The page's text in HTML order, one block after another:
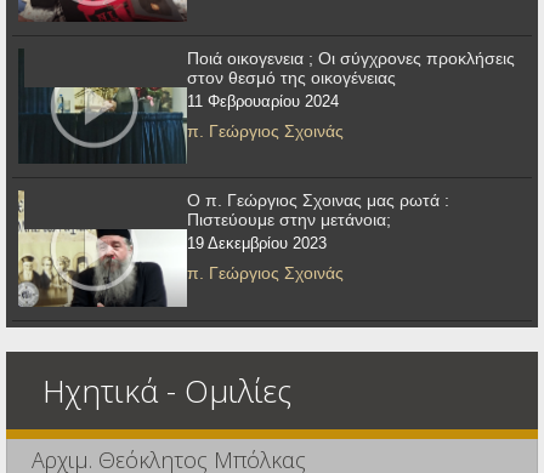
Ποιά οικογενεια ; Οι σύγχρονες προκλήσεις
στον θεσμό της οικογένειας
11 Φεβρουαρίου 2024
π. Γεώργιος Σχοινάς
Ο π. Γεώργιος Σχοινας μας ρωτά :
Πιστεύουμε στην μετάνοια;
19 Δεκεμβρίου 2023
π. Γεώργιος Σχοινάς
Ηχητικά - Ομιλίες
Αρχιμ. Θεόκλητος Μπόλκας